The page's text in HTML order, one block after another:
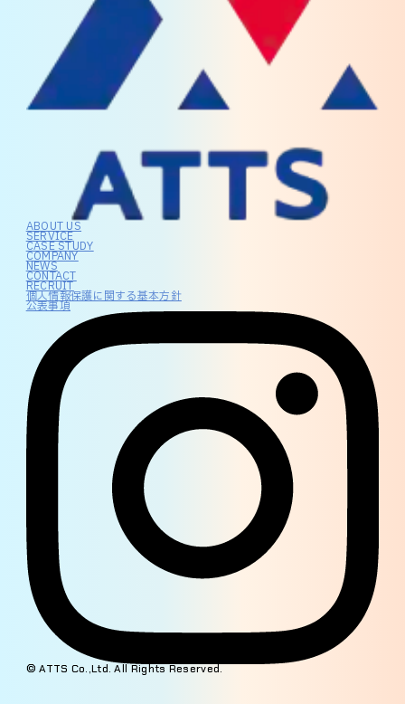
ABOUT US
SERVICE
CASE STUDY
COMPANY
NEWS
CONTACT
RECRUIT
個人情報保護に関する基本方針
公表事項
© ATTS Co.,Ltd. All Rights Reserved.